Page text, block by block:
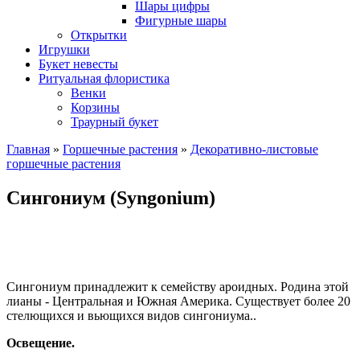
Шары цифры
Фигурные шары
Открытки
Игрушки
Букет невесты
Ритуальная флористика
Венки
Корзины
Траурный букет
Главная » Горшечные растения » Декоративно-листовые
горшечные растения
Сингониум (Syngonium)
Сингониум принадлежит к семейству ароидных. Родина этой
лианы - Центральная и Южная Америка. Существует более 20
стелющихся и вьющихся видов сингониума..
Освещение.